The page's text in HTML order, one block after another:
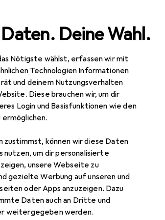
Deine Wahl.
Nötigste wählst, erfassen wir mit
Technologien Informationen
und deinem Nutzungsverhalten
Diese brauchen wir, um dir
Login und Basisfunktionen wie den
ermöglichen.
zustimmst, können wir diese Daten
nutzen, um dir personalisierte
unsere Webseite zu
gezielte Werbung auf unseren und
oder Apps anzuzeigen. Dazu
Daten auch an Dritte und
weitergegeben werden.
Of Shield